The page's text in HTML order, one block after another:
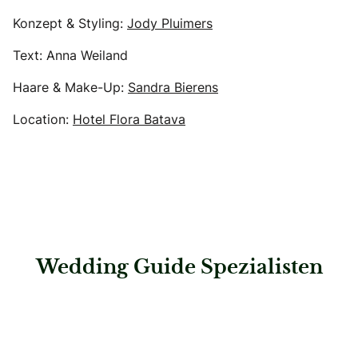
Konzept & Styling: Jody Pluimers
Text: Anna Weiland
Haare & Make-Up: Sandra Bierens
Location: Hotel Flora Batava
Wedding Guide Spezialisten